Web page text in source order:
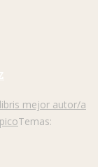
mejor autor/a
Temas: